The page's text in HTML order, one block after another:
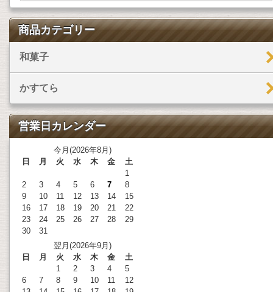
商品カテゴリー
和菓子
かすてら
営業日カレンダー
今月(2026年8月)
日
月 火 水 木 金
土
1
2
3 4 5 6 7
8
9
10 11 12 13 14
15
16
17 18 19 20 21
22
23
24 25 26 27 28
29
30
31
翌月(2026年9月)
日
月 火 水 木 金
土
1
2 3 4
5
6
7 8 9 10 11
12